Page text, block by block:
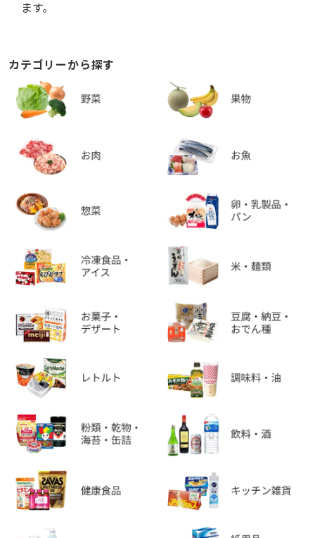
ます。
カテゴリーから探す